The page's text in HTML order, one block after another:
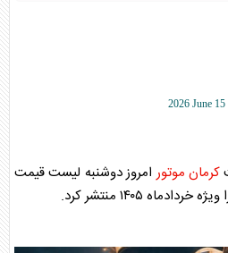
2026 June 15
کرمان موتور امروز دوشنبه لیست قیمت
۱۴۰۵ منتشر کرد.